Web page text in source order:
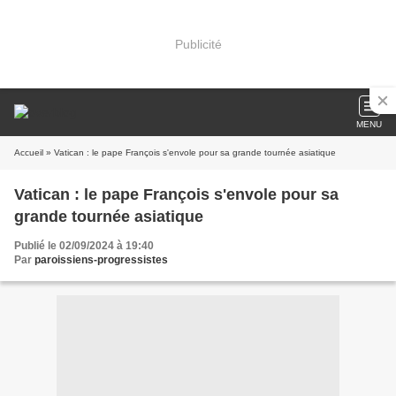
Publicité
MENU
Accueil » Vatican : le pape François s'envole pour sa grande tournée asiatique
Vatican : le pape François s'envole pour sa
grande tournée asiatique
Publié le 02/09/2024 à 19:40
Par paroissiens-progressistes